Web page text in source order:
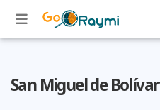
San Miguel de Bolívar